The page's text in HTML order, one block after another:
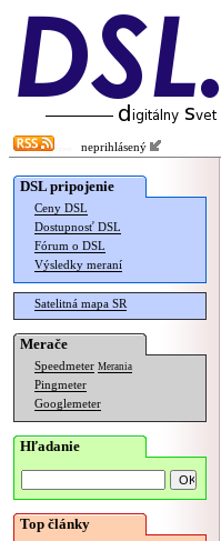
neprihlásený
DSL pripojenie
Ceny DSL
Dostupnosť DSL
Fórum o DSL
Výsledky meraní
Satelitná mapa SR
Merače
Speedmeter Merania
Pingmeter
Googlemeter
Hľadanie
Top články